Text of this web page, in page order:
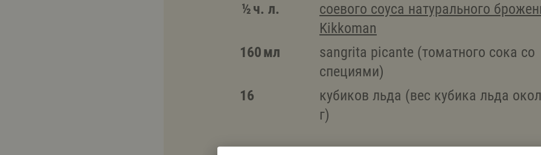
½ ч. л.
соевого соуса натурального
Kikkoman
160 мл
sangrita picante (томатного сока со
специями)
16
кубиков льда (вес кубика льда
г)